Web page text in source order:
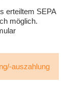
erteiltem SEPA
möglich.
auszahlung